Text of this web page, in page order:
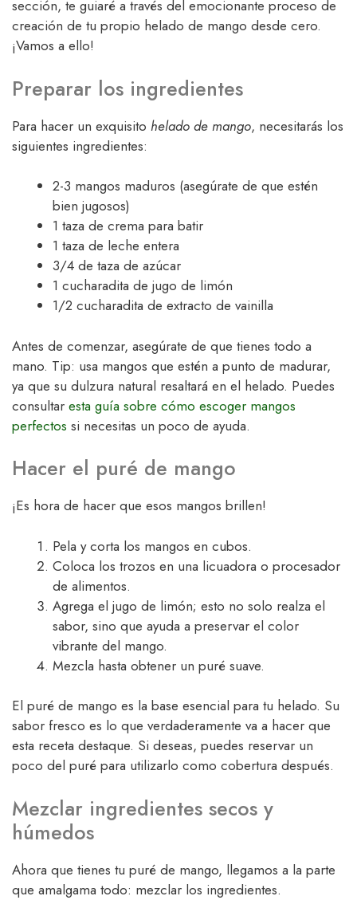
sección, te guiaré a través del emocionante proceso de
creación de tu propio helado de mango desde cero.
¡Vamos a ello!
Preparar los ingredientes
Para hacer un exquisito helado de mango, necesitarás los
siguientes ingredientes:
2-3 mangos maduros (asegúrate de que estén
bien jugosos)
1 taza de crema para batir
1 taza de leche entera
3/4 de taza de azúcar
1 cucharadita de jugo de limón
1/2 cucharadita de extracto de vainilla
Antes de comenzar, asegúrate de que tienes todo a
mano. Tip: usa mangos que estén a punto de madurar,
ya que su dulzura natural resaltará en el helado. Puedes
consultar esta guía sobre cómo escoger mangos
perfectos si necesitas un poco de ayuda.
Hacer el puré de mango
¡Es hora de hacer que esos mangos brillen!
Pela y corta los mangos en cubos.
Coloca los trozos en una licuadora o procesador
de alimentos.
Agrega el jugo de limón; esto no solo realza el
sabor, sino que ayuda a preservar el color
vibrante del mango.
Mezcla hasta obtener un puré suave.
El puré de mango es la base esencial para tu helado. Su
sabor fresco es lo que verdaderamente va a hacer que
esta receta destaque. Si deseas, puedes reservar un
poco del puré para utilizarlo como cobertura después.
Mezclar ingredientes secos y
húmedos
Ahora que tienes tu puré de mango, llegamos a la parte
que amalgama todo: mezclar los ingredientes.